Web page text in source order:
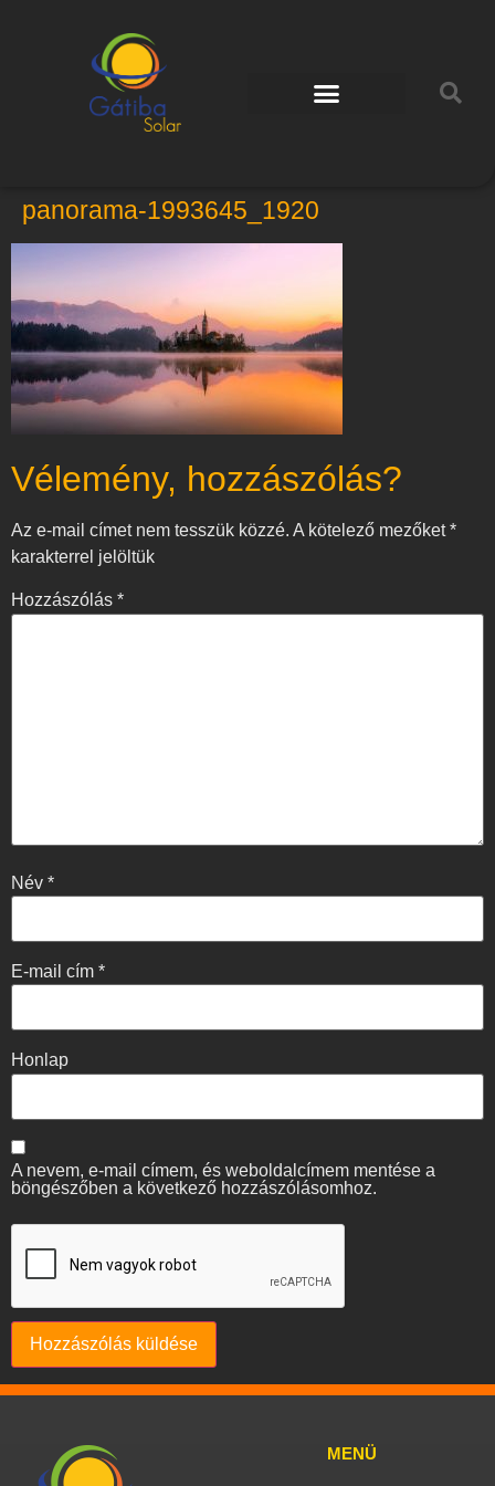
panorama-1993645_1920
Vélemény, hozzászólás?
Az e-mail címet nem tesszük közzé. A kötelező mezőket*
karakterrel jelöltük
Hozzászólás *
Név *
E-mail cím *
Honlap
A nevem, e-mail címem, és weboldalcímem mentése a
böngészőben a következő hozzászólásomhoz.
MENÜ